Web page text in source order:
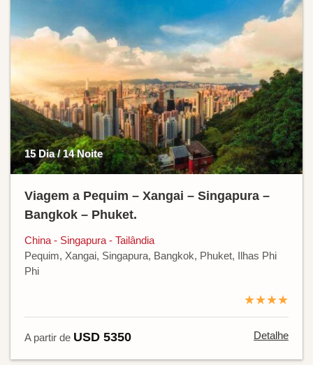
15 Dia / 14 Noite
Viagem a Pequim – Xangai – Singapura –
Bangkok – Phuket.
China - Singapura - Tailândia
Pequim, Xangai, Singapura, Bangkok, Phuket, Ilhas Phi
Phi
★★★★
A partir de USD 5350 Detalhe